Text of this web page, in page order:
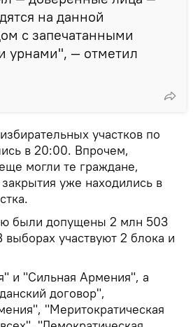
на данной
с запечатанными
урнами", — отметил
участков по
в 20:00. Впрочем,
могли те граждане,
уже находились в
были допущены 2 млн 503
участвуют 2 блока и
и "Сильная Армения", а
договор",
"Меритократическая